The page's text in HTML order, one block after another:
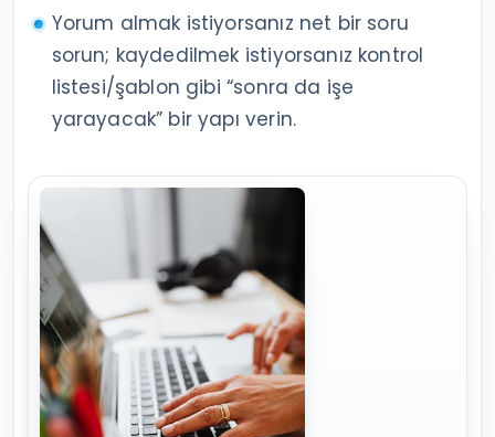
Yorum almak istiyorsanız net bir soru
sorun; kaydedilmek istiyorsanız kontrol
listesi/şablon gibi “sonra da işe
yarayacak” bir yapı verin.